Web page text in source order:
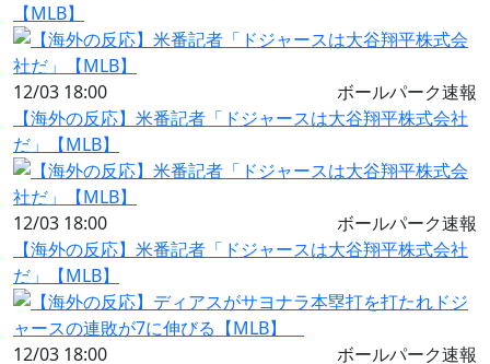
【MLB】
12/03 18:00
ボールパーク速報
【海外の反応】米番記者「ドジャースは大谷翔平株式会社
だ」【MLB】
12/03 18:00
ボールパーク速報
【海外の反応】米番記者「ドジャースは大谷翔平株式会社
だ」【MLB】
12/03 18:00
ボールパーク速報